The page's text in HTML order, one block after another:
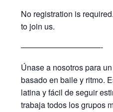
No registration is
to join us.
——————————-
Únase a nosotros para
basado en baile y ritmo.
latina y fácil de seguir
trabaja todos los grupos